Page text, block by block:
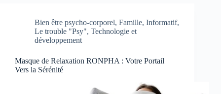
Bien être psycho-corporel, Famille, Informatif,
Le trouble "Psy", Technologie et
développement
Masque de Relaxation RONPHA : Votre Portail
Vers la Sérénité